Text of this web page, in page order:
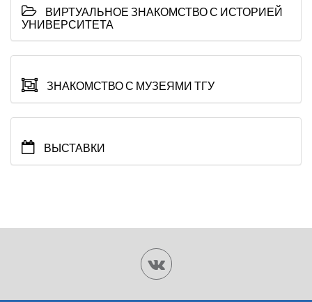
ВИРТУАЛЬНОЕ ЗНАКОМСТВО С ИСТОРИЕЙ
УНИВЕРСИТЕТА
ЗНАКОМСТВО С МУЗЕЯМИ ТГУ
ВЫСТАВКИ